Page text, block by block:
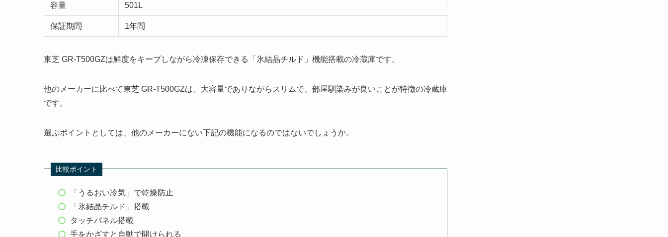
容量 501L
保証期間 1年間
東芝 GR-T500GZは鮮度をキープしながら冷凍保存できる「氷結晶チルド」機能搭載の冷蔵庫です。
他のメーカーに比べて東芝 GR-T500GZは、大容量でありながらスリムで、部屋馴染みが良いことが特徴の冷蔵庫
です。
選ぶポイントとしては、他のメーカーにない下記の機能になるのではないでしょうか。
比較ポイント
「うるおい冷気」で乾燥防止
「氷結晶チルド」搭載
タッチパネル搭載
手をかざすと自動で開けられる